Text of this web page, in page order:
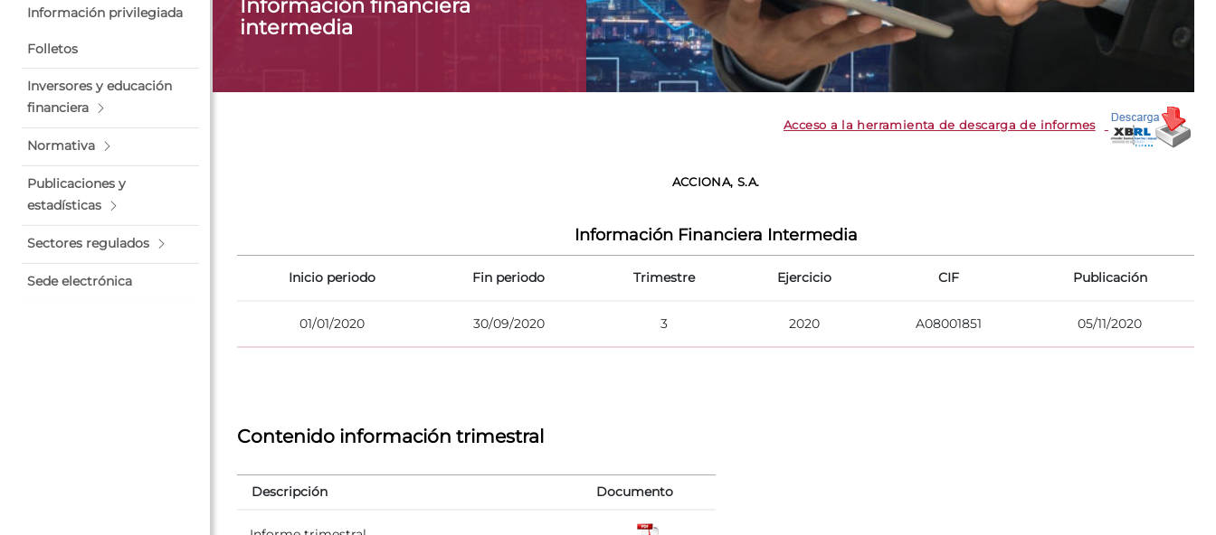
Información privilegiada
Folletos
Inversores y educación
financiera
Normativa
Publicaciones y
estadísticas
Sectores regulados
Sede electrónica
Información financiera
intermedia
Acceso a la herramienta de descarga de informes
ACCIONA, S.A.
Información Financiera Intermedia
Inicio periodo Fin periodo Trimestre Ejercicio CIF Publicación
01/01/2020 30/09/2020 3 2020 A08001851 05/11/2020
Contenido información trimestral
Descripción Documento